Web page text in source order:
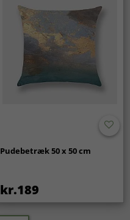
Pudebetræk 50 x 50 cm
kr.189